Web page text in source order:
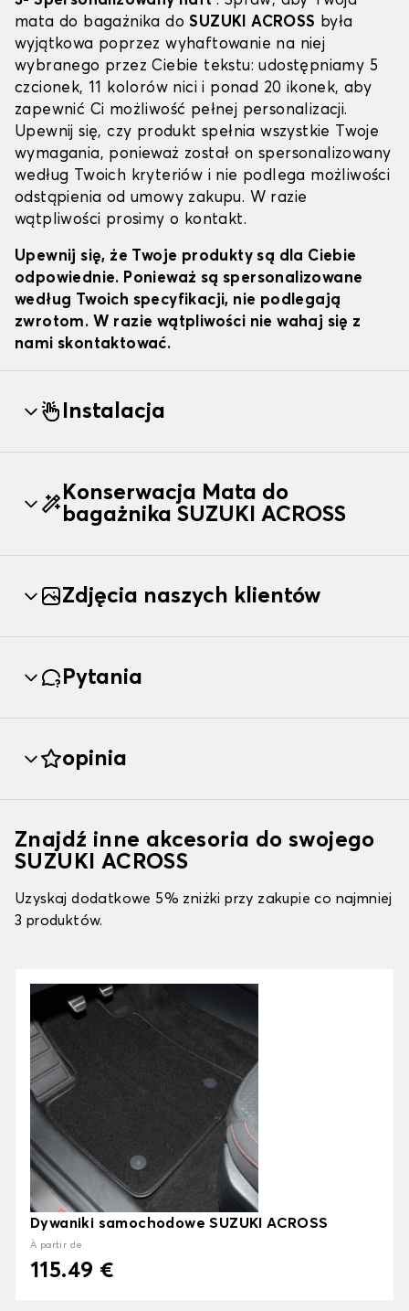
mata do bagażnika doSUZUKI ACROSS była
wyjątkowa poprzez wyhaftowanie na niej
wybranego przez Ciebie tekstu: udostępniamy 5
czcionek, 11 kolorów nici i ponad 20 ikonek, aby
zapewnić Ci możliwość pełnej personalizacji.
Upewnij się, czy produkt spełnia wszystkie Twoje
wymagania, ponieważ został on spersonalizowany
według Twoich kryteriów i nie podlega możliwości
odstąpienia od umowy zakupu. W razie
wątpliwości prosimy o kontakt.
Upewnij się, że Twoje produkty są dla Ciebie
odpowiednie. Ponieważ są spersonalizowane
według Twoich specyfikacji, nie podlegają
zwrotom. W razie wątpliwości nie wahaj się z
nami skontaktować.
Instalacja
Konserwacja Mata do
bagażnika SUZUKI ACROSS
Zdjęcia naszych klientów
Pytania
opinia
Znajdź inne akcesoria do swojego
SUZUKI ACROSS
Uzyskaj dodatkowe 5% zniżki przy zakupie co najmniej
3 produktów.
Dywaniki samochodowe SUZUKI ACROSS
À partir de
115.49 €